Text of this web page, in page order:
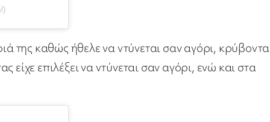
της καθώς ήθελε να ντύνεται σαν αγόρι,
επιλέξει να ντύνεται σαν αγόρι, ενώ και στα